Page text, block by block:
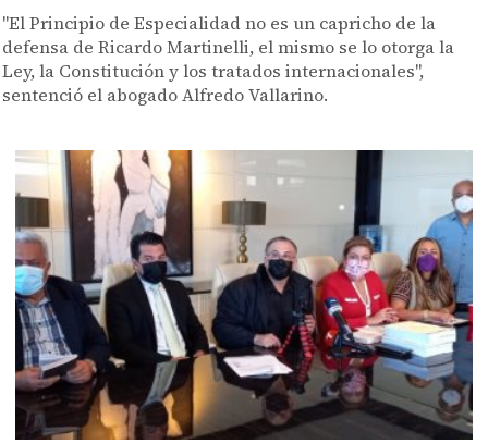
"El Principio de Especialidad no es un capricho de la
defensa de Ricardo Martinelli, el mismo se lo otorga la
Ley, la Constitución y los tratados internacionales",
sentenció el abogado Alfredo Vallarino.